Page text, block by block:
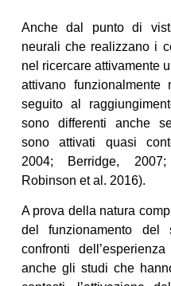
Anche dal punto di
neurali che realizzano i
nel ricercare attivamente
attivano funzionalmente
seguito al
sono differenti anche
sono attivati quasi
2004; Berridge, 2007;
Robinson et al. 2016).
A prova della natura
del funzionamento del
confronti
anche gli studi che